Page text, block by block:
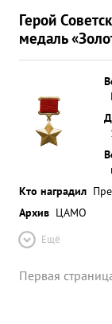
Герой
медаль
Кто наградил
Архив ЦАМО
Ещё
Первая